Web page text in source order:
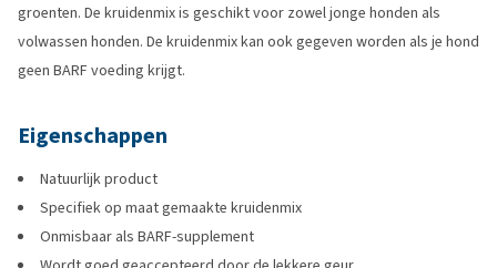
groenten. De kruidenmix is geschikt voor zowel jonge honden als
volwassen honden. De kruidenmix kan ook gegeven worden als je hond
geen BARF voeding krijgt.
Eigenschappen
Natuurlijk product
Specifiek op maat gemaakte kruidenmix
Onmisbaar als BARF-supplement